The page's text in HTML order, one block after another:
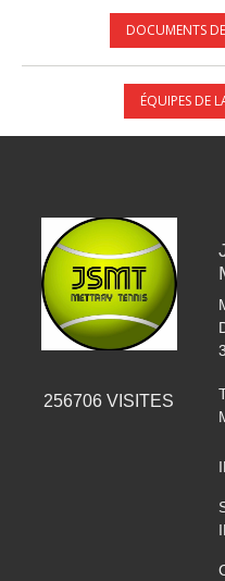
DOCUMENTS
ÉQUIPES DE
256706 VISITES